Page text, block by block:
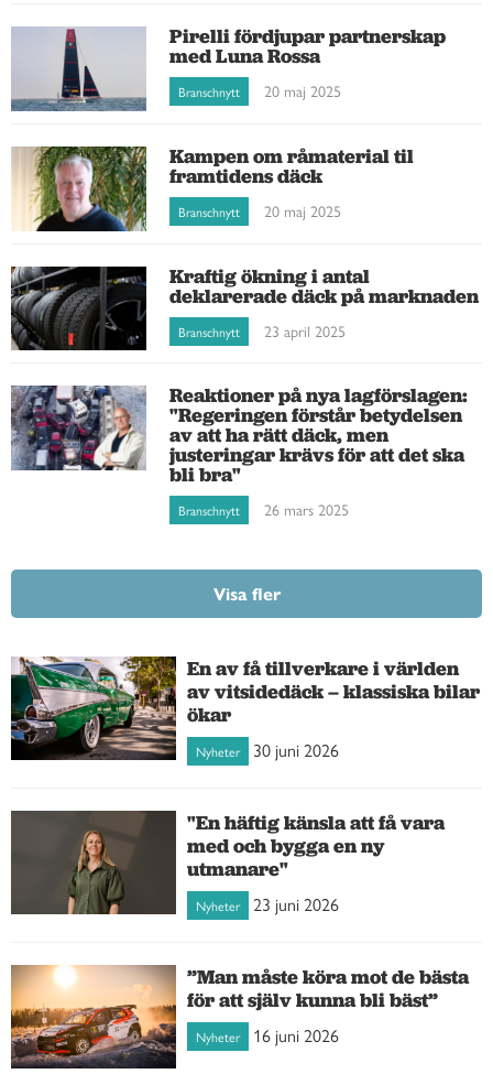
Pirelli fördjupar partnerskap
med Luna Rossa
Branschnytt 20 maj 2025
Kampen om råmaterial til
framtidens däck
Branschnytt 20 maj 2025
Kraftig ökning i antal
deklarerade däck på marknaden
Branschnytt 23 april 2025
Reaktioner på nya lagförslagen:
"Regeringen förstår betydelsen
av att ha rätt däck, men
justeringar krävs för att det ska
bli bra"
Branschnytt 26 mars 2025
Visa fler
En av få tillverkare i världen
av vitsidedäck – klassiska bilar
ökar
Nyheter 30 juni 2026
"En häftig känsla att få vara
med och bygga en ny
utmanare"
Nyheter 23 juni 2026
”Man måste köra mot de bästa
för att själv kunna bli bäst”
Nyheter 16 juni 2026